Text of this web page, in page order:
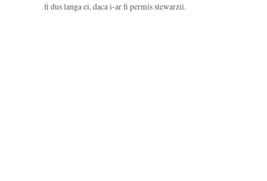
fi dus langa ei, daca i-ar fi permis stewarzii.